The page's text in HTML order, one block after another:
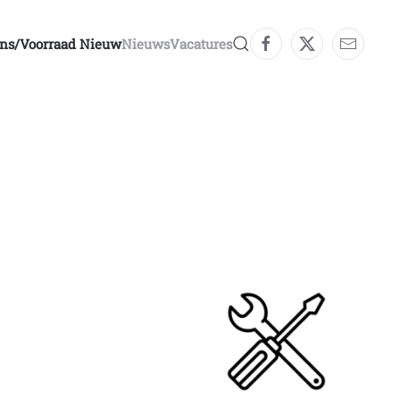
voorraad NieuwNieuwsVacatures